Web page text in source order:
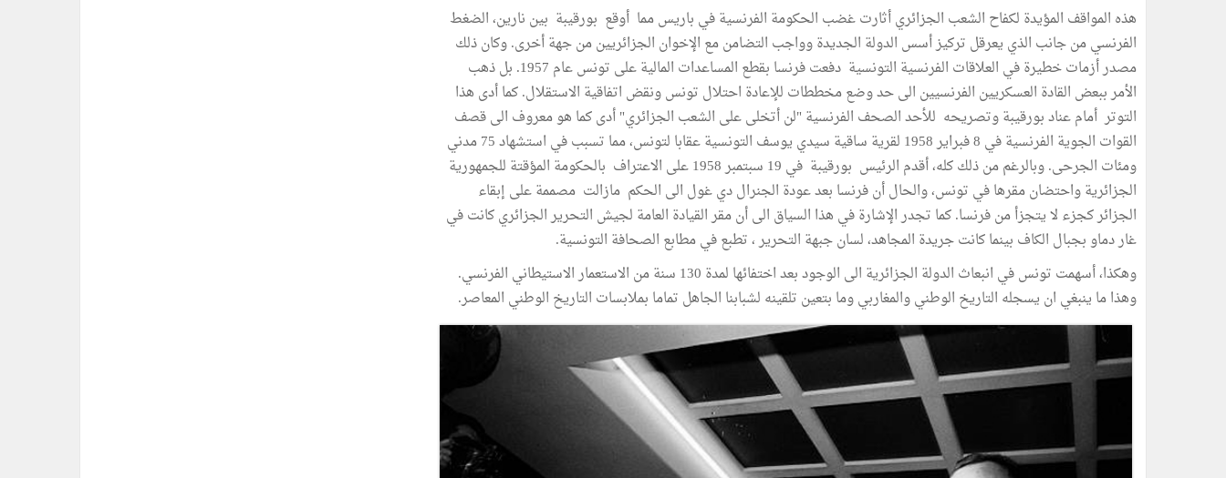
هذه المواقف المؤيدة لكفاح الشعب الجزائري أثارت غضب الحكومة الفرنسية في باريس مما أوقع بورقيبة بين نارين، الضغط
الفرنسي من جانب الذي يعرقل تركيز أسس الدولة الجديدة وواجب التضامن مع الإخوان الجزائريين من جهة أخرى. وكان ذلك
مصدر أزمات خطيرة في العلاقات الفرنسية التونسية دفعت فرنسا بقطع المساعدات المالية على تونس عام 1957. بل ذهب
الأمر ببعض القادة العسكريين الفرنسيين الى حد وضع مخططات للإعادة احتلال تونس ونقض اتفاقية الاستقلال. كما أدى هذا
التوتر أمام عناد بورقيبة وتصريحه للأحد الصحف الفرنسية "لن أتخلى على الشعب الجزائري" أدى كما هو معروف الى قصف
القوات الجوية الفرنسية في 8 فبراير 1958 لقرية ساقية سيدي يوسف التونسية عقابا لتونس، مما تسبب في استشهاد 75 مدني
ومئات الجرحى. وبالرغم من ذلك كله، أقدم الرئيس بورقيبة في 19 سبتمبر 1958 على الاعتراف بالحكومة المؤقتة للجمهورية
الجزائرية واحتضان مقرها في تونس، والحال أن فرنسا بعد عودة الجنرال دي غول الى الحكم مازالت مصممة على إبقاء
الجزائر كجزء لا يتجزأ من فرنسا. كما تجدر الإشارة في هذا السياق الى أن مقر القيادة العامة لجيش التحرير الجزائري كانت في
غار دماو بجبال الكاف بينما كانت جريدة المجاهد، لسان جبهة التحرير ، تطبع في مطابع الصحافة التونسية.
وهكذا، أسهمت تونس في انبعاث الدولة الجزائرية الى الوجود بعد اختفائها لمدة 130 سنة من الاستعمار الاستيطاني الفرنسي.
وهذا ما ينبغي ان يسجله التاريخ الوطني والمغاربي وما بتعين تلقينه لشبابنا الجاهل تماما بملابسات التاريخ الوطني المعاصر.